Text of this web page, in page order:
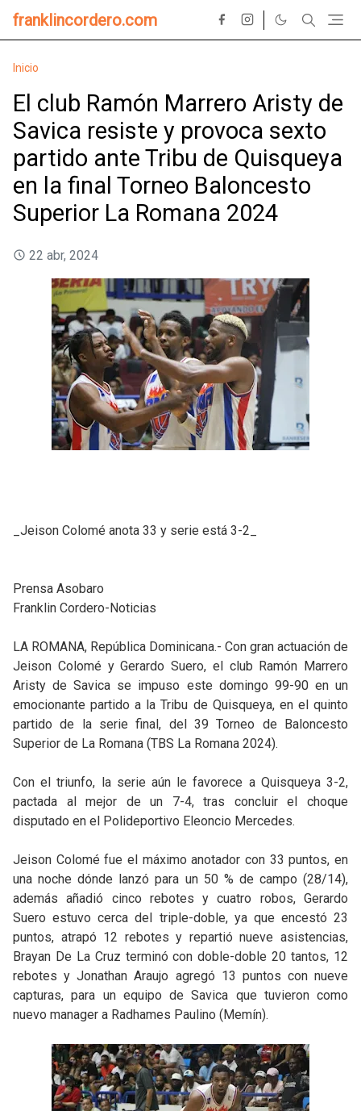
franklincordero.com
Inicio
El club Ramón Marrero Aristy de
Savica resiste y provoca sexto
partido ante Tribu de Quisqueya
en la final Torneo Baloncesto
Superior La Romana 2024
22 abr, 2024
_Jeison Colomé anota 33 y serie está 3-2_
Prensa Asobaro
Franklin Cordero-Noticias
LA ROMANA, República Dominicana.- Con gran actuación de
Jeison Colomé y Gerardo Suero, el club Ramón Marrero
Aristy de Savica se impuso este domingo 99-90 en un
emocionante partido a la Tribu de Quisqueya, en el quinto
partido de la serie final, del 39 Torneo de Baloncesto
Superior de La Romana (TBS La Romana 2024).
Con el triunfo, la serie aún le favorece a Quisqueya 3-2,
pactada al mejor de un 7-4, tras concluir el choque
disputado en el Polideportivo Eleoncio Mercedes.
Jeison Colomé fue el máximo anotador con 33 puntos, en
una noche dónde lanzó para un 50 % de campo (28/14),
además añadió cinco rebotes y cuatro robos, Gerardo
Suero estuvo cerca del triple-doble, ya que encestó 23
puntos, atrapó 12 rebotes y repartió nueve asistencias,
Brayan De La Cruz terminó con doble-doble 20 tantos, 12
rebotes y Jonathan Araujo agregó 13 puntos con nueve
capturas, para un equipo de Savica que tuvieron como
nuevo manager a Radhames Paulino (Memín).